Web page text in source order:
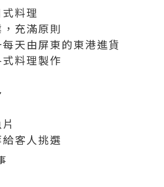
料理
充滿原則
天由屏東的東港進貨
料理製作
客人挑選